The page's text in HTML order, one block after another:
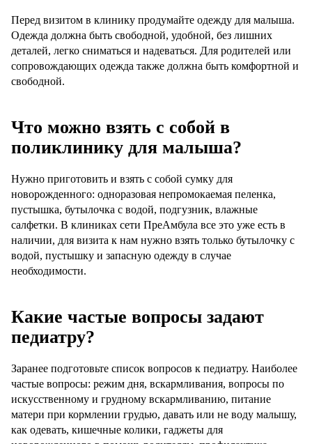
Перед визитом в клинику продумайте одежду для малыша.
Одежда должна быть свободной, удобной, без лишних
деталей, легко сниматься и надеваться. Для родителей или
сопровождающих одежда также должна быть комфортной и
свободной.
Что можно взять с собой в
поликлинику для малыша?
Нужно приготовить и взять с собой сумку для
новорожденного: одноразовая непромокаемая пеленка,
пустышка, бутылочка с водой, подгузник, влажные
салфетки. В клиниках сети ПреАмбула все это уже есть в
наличии, для визита к нам нужно взять только бутылочку с
водой, пустышку и запасную одежду в случае
необходимости.
Какие частые вопросы задают
педиатру?
Заранее подготовьте список вопросов к педиатру. Наиболее
частые вопросы: режим дня, вскармливания, вопросы по
искусственному и грудному вскармливанию, питание
матери при кормлении грудью, давать или не воду малышу,
как одевать, кишечные колики, гаджеты для